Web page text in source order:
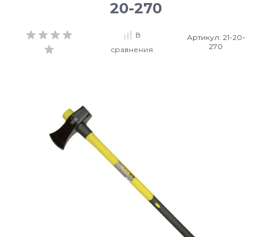
20-270
В
сравнения
Артикул: 21-20-
270